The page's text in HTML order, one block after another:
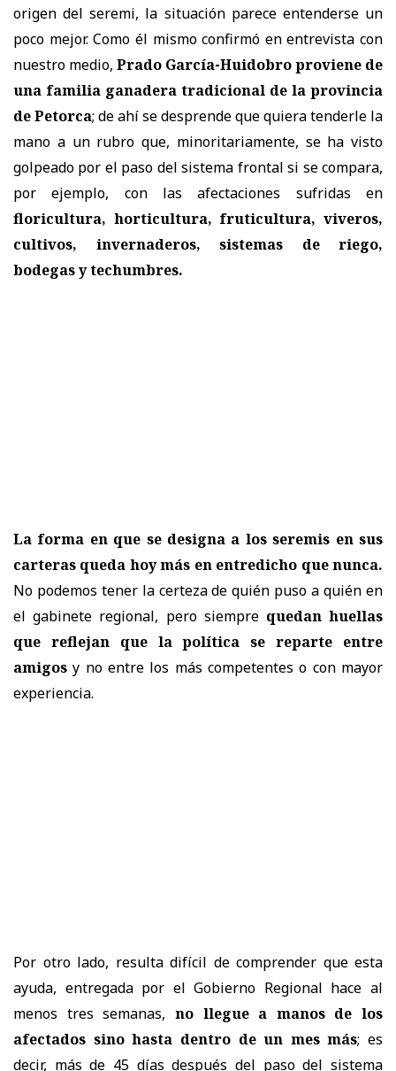
origen del seremi, la situación parece entenderse un
poco mejor. Como él mismo confirmó en entrevista con
nuestro medio, Prado García-Huidobro proviene de
una familia ganadera tradicional de la provincia
de Petorca; de ahí se desprende que quiera tenderle la
mano a un rubro que, minoritariamente, se ha visto
golpeado por el paso del sistema frontal si se compara,
por ejemplo, con las afectaciones sufridas en
floricultura, horticultura, fruticultura, viveros,
cultivos, invernaderos, sistemas de riego,
bodegas y techumbres.
La forma en que se designa a los seremis en sus
carteras queda hoy más en entredicho que nunca.
No podemos tener la certeza de quién puso a quién en
el gabinete regional, pero siempre quedan huellas
que reflejan que la política se reparte entre
amigos y no entre los más competentes o con mayor
experiencia.
Por otro lado, resulta difícil de comprender que esta
ayuda, entregada por el Gobierno Regional hace al
menos tres semanas, no llegue a manos de los
afectados sino hasta dentro de un mes más; es
decir, más de 45 días después del paso del sistema